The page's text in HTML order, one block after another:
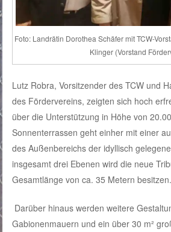
Foto: Landrätin Dorothea Schäfer mit TCW-
Klinger (Vorstand
Lutz Robra, Vorsitzender des TCW und
des Fördervereins, zeigten sich hoch
über die Unterstützung in Höhe von
Sonnenterrassen geht einher mit einer
des Außenbereichs der idyllisch
insgesamt drei Ebenen wird die neue
Gesamtlänge von ca. 35 Metern besitzen.
Darüber hinaus werden weitere
Gabionenmauern und ein über 30 m²